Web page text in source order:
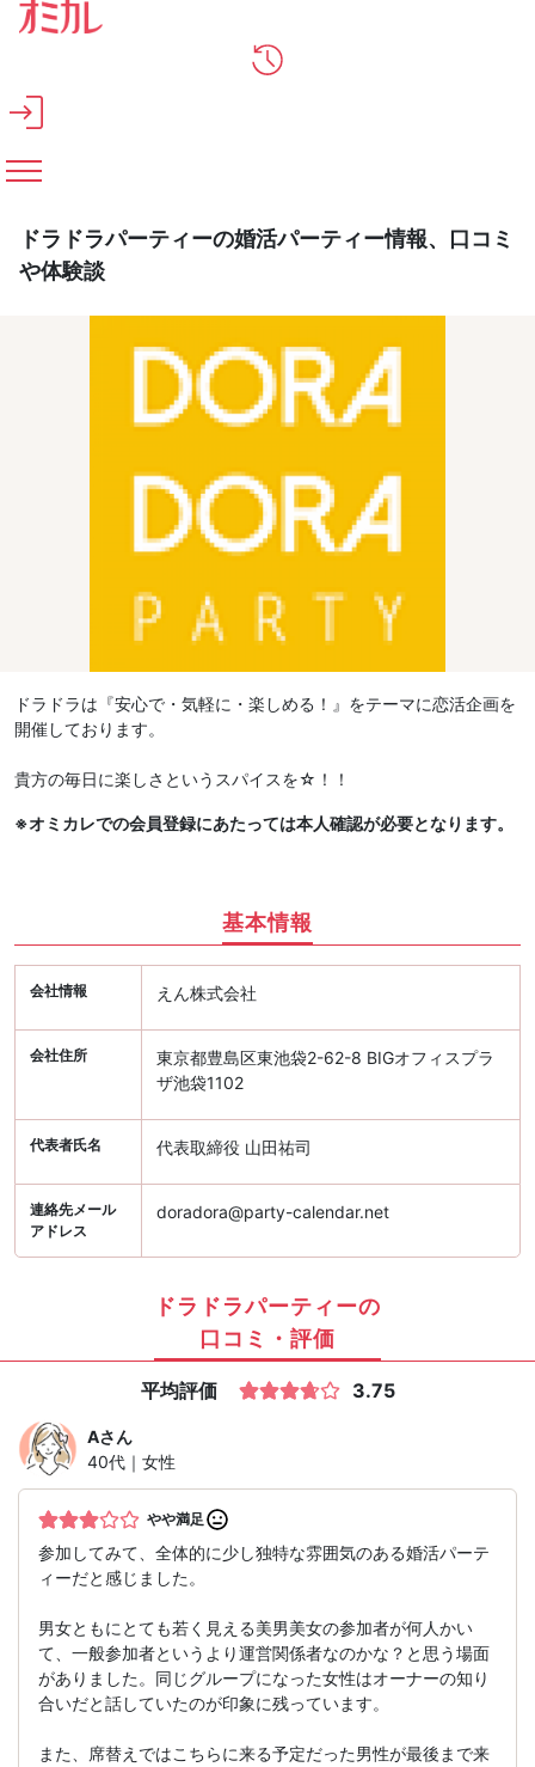
メインコンテンツへスキップ
ドラドラパーティーの婚活パーティー情報、口コミ
や体験談
ドラドラは『安心で・気軽に・楽しめる！』をテーマに恋活企画を
開催しております。
貴方の毎日に楽しさというスパイスを☆！！
※オミカレでの会員登録にあたっては本人確認が必要となります。
基本情報
会社情報 えん株式会社
会社住所
東京都豊島区東池袋2-62-8 BIGオフィスプラ
ザ池袋1102
代表者氏名 代表取締役 山田祐司
連絡先メール
アドレス
doradora@party-calendar.net
ドラドラパーティーの
口コミ・評価
平均評価 3.75
Aさん
40代｜女性
やや満足
参加してみて、全体的に少し独特な雰囲気のある婚活パーテ
ィーだと感じました。
男女ともにとても若く見える美男美女の参加者が何人かい
て、一般参加者というより運営関係者なのかな？と思う場面
がありました。同じグループになった女性はオーナーの知り
合いだと話していたのが印象に残っています。
また、席替えではこちらに来る予定だった男性が最後まで来